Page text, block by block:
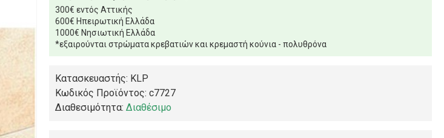
300€ εντός Αττικής
600€ Ηπειρωτική Ελλάδα
1000€ Νησιωτική Ελλάδα
*εξαιρούνται στρώματα κρεβατιών και κρεμαστή κούνια - πολυθρόνα
Κατασκευαστής: KLP
Κωδικός Προϊόντος: c7727
Διαθεσιμότητα: Διαθέσιμο